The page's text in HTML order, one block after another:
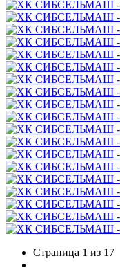
Страница 1 из 17